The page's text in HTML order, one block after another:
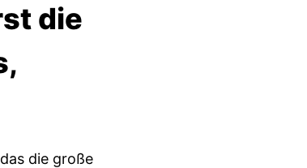
die
die große